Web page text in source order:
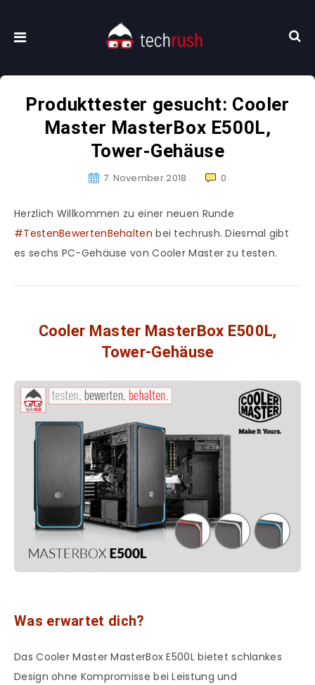
Produkttester gesucht: Cooler
Master MasterBox E500L,
Tower-Gehäuse
7. November 2018 0
Herzlich Willkommen zu einer neuen Runde
#TestenBewertenBehalten bei techrush. Diesmal gibt
es sechs PC-Gehäuse von Cooler Master zu testen.
Cooler Master MasterBox E500L,
Tower-Gehäuse
Was erwartet dich?
Das Cooler Master MasterBox E500L bietet schlankes
Design ohne Kompromisse bei Leistung und